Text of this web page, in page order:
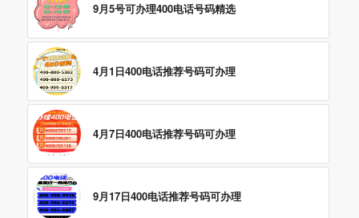
9月5号可办理400电话号码精选
4月1日400电话推荐号码可办理
4月7日400电话推荐号码可办理
9月17日400电话推荐号码可办理